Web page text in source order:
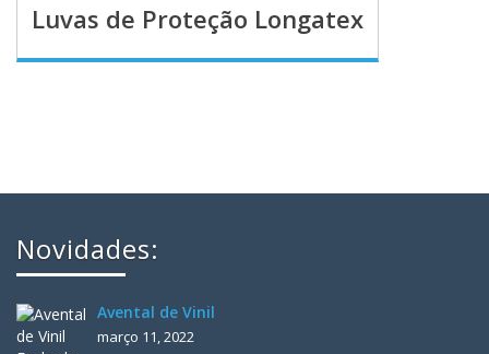
Luvas de Proteção Longatex
Novidades:
Avental de Vinil
março 11, 2022